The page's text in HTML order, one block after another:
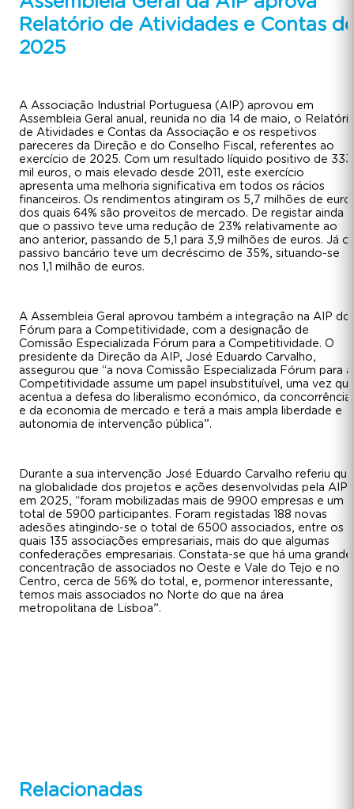
Relatório de Atividades e Contas
2025
A Associação Industrial Portuguesa (AIP) aprovou em
Assembleia Geral anual, reunida no dia 14 de maio, o
de Atividades e Contas da Associação e os respetivos
pareceres da Direção e do Conselho Fiscal, referentes ao
exercício de 2025. Com um resultado líquido positivo de 333
mil euros, o mais elevado desde 2011, este exercício
apresenta uma melhoria significativa em todos os rácios
financeiros. Os rendimentos atingiram os 5,7 milhões de
dos quais 64% são proveitos de mercado. De registar ainda
que o passivo teve uma redução de 23% relativamente ao
ano anterior, passando de 5,1 para 3,9 milhões de euros. Já o
passivo bancário teve um decréscimo de 35%, situando-se
nos 1,1 milhão de euros.
A Assembleia Geral aprovou também a integração na AIP do
Fórum para a Competitividade, com a designação de
Comissão Especializada Fórum para a Competitividade. O
presidente da Direção da AIP, José Eduardo Carvalho,
assegurou que “a nova Comissão Especializada Fórum para a
Competitividade assume um papel insubstituível, uma vez
acentua a defesa do liberalismo económico, da concorrência
e da economia de mercado e terá a mais ampla liberdade e
autonomia de intervenção pública”.
Durante a sua intervenção José Eduardo Carvalho referiu que
na globalidade dos projetos e ações desenvolvidas pela AIP
em 2025, “foram mobilizadas mais de 9900 empresas e um
total de 5900 participantes. Foram registadas 188 novas
adesões atingindo-se o total de 6500 associados, entre os
quais 135 associações empresariais, mais do que algumas
confederações empresariais. Constata-se que há uma grande
concentração de associados no Oeste e Vale do Tejo e no
Centro, cerca de 56% do total, e, pormenor interessante,
temos mais associados no Norte do que na área
metropolitana de Lisboa”.
Relacionadas